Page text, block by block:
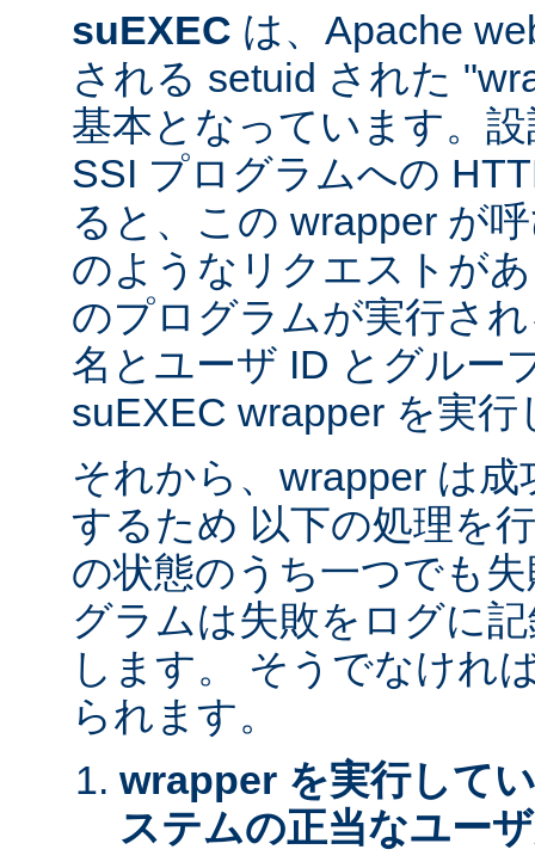
suEXEC は、Apache
される setuid された
基本となっています。
SSI プログラムへの
ると、この wrapper が
のようなリクエストが
のプログラムが実行さ
名とユーザ ID とグルー
suEXEC wrapper を実行
それから、wrapper は
するため 以下の処理を
の状態のうち一つでも
グラムは失敗をログに
します。 そうでなけれ
られます。
wrapper を実行して
ステムの正当なユー